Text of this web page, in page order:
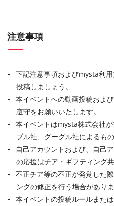
注意事項
下記注意事項およびmysta利
投稿しましょう。
本イベントへの動画投稿およ
遵守をお願いいたします。
本イベントはmysta株式会社
プル社、グーグル社によるも
自己アカウントおよび、自己
の応援はチア・ギフティング
不正チア等の不正が発覚した
ングの修正を行う場合がありま
本イベントの投稿ルールまた